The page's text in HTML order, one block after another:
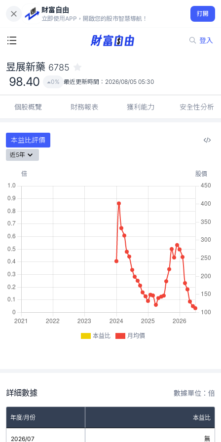
財富自由
立即使用APP，開啟您的股市智慧導航！
打開
登入
98.40
0%
昱展新藥 6785
98.40 0% 最近更新時間： 2026/08/05 05:30
個股概覽 財務報表 獲利能力 安全性分析
本益比評價
近5年
本益比 月均價
詳細數據 數據單位：倍
年度/月份 本益比
2026/07 無